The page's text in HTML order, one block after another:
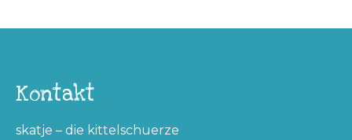
Kontakt
skatje – die kittelschuerze